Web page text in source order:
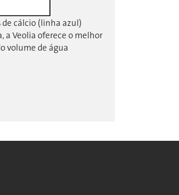
de cálcio (linha azul)
a Veolia oferece o melhor
volume de água